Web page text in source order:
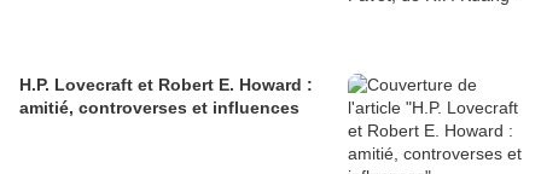
H.P. Lovecraft et Robert E. Howard :
amitié, controverses et influences